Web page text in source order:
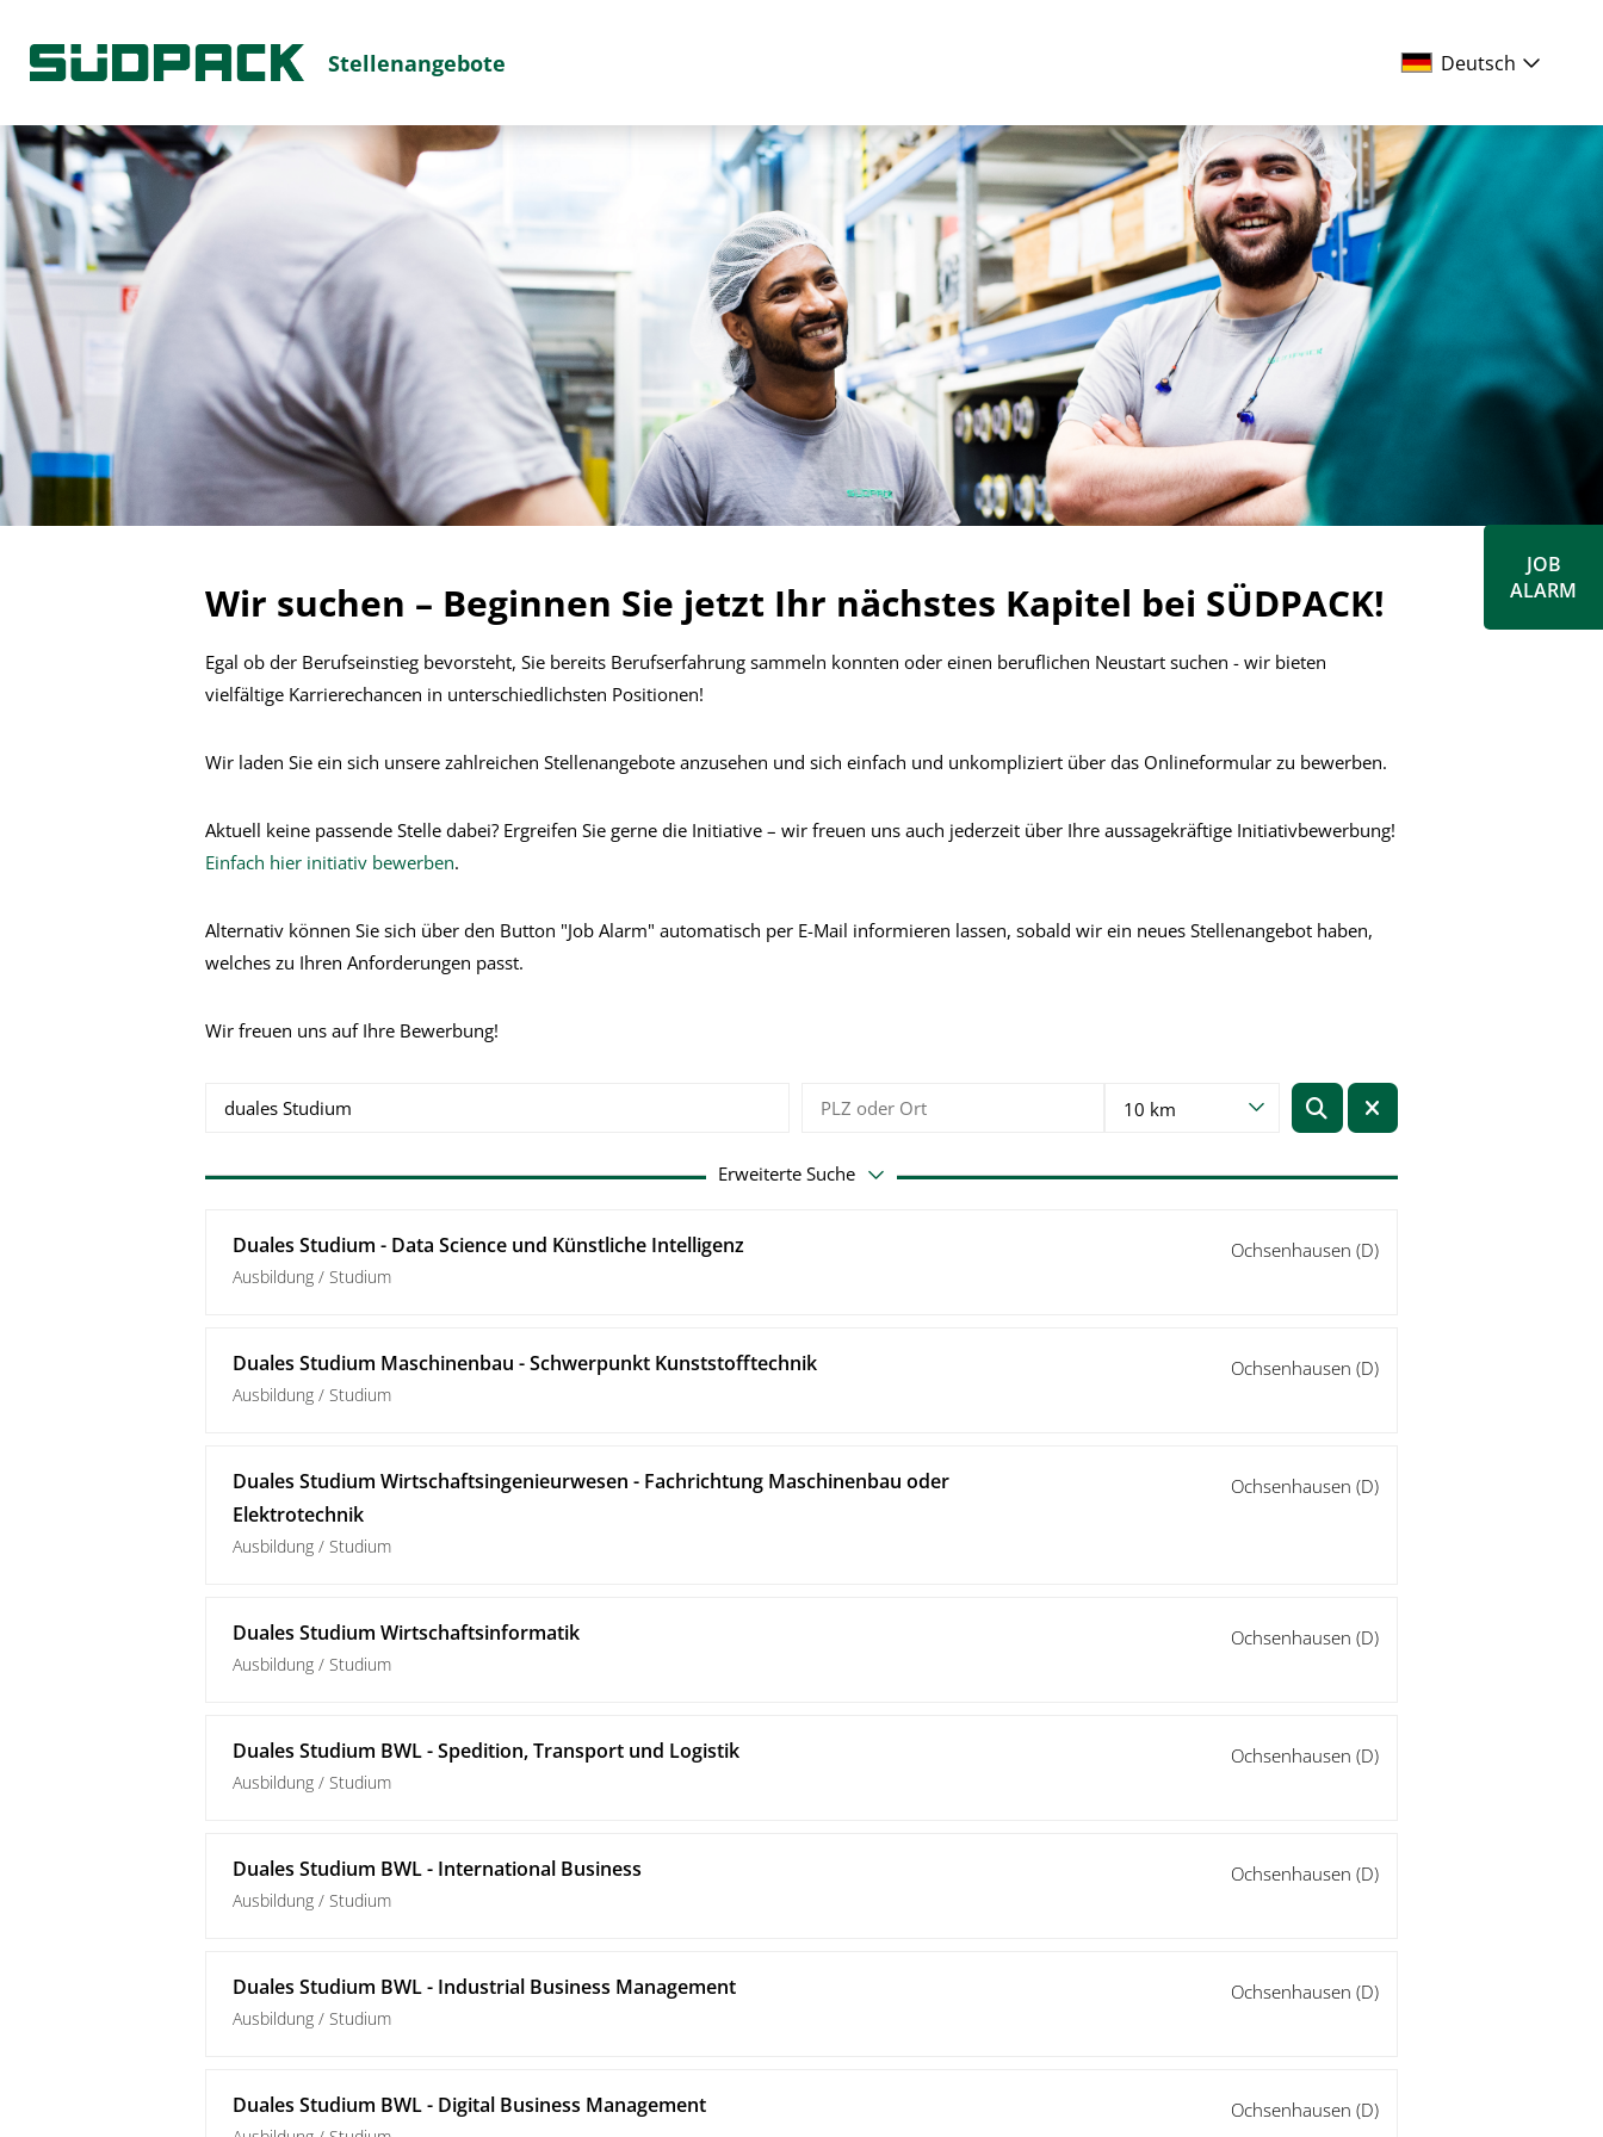
Deutsch
Stellenangebote
Wir suchen – Beginnen Sie jetzt Ihr nächstes Kapitel bei SÜDPACK!
Egal ob der Berufseinstieg bevorsteht, Sie bereits Berufserfahrung sammeln konnten oder einen beruflichen Neustart suchen - wir bieten
vielfältige Karrierechancen in unterschiedlichsten Positionen!
Wir laden Sie ein sich unsere zahlreichen Stellenangebote anzusehen und sich einfach und unkompliziert über das Onlineformular zu bewerben.
Aktuell keine passende Stelle dabei? Ergreifen Sie gerne die Initiative – wir freuen uns auch jederzeit über Ihre aussagekräftige Initiativbewerbung!
Einfach hier initiativ bewerben.
Alternativ können Sie sich über den Button "Job Alarm" automatisch per E-Mail informieren lassen, sobald wir ein neues Stellenangebot haben,
welches zu Ihren Anforderungen passt.
Wir freuen uns auf Ihre Bewerbung!
10 km
Erweiterte Suche
Duales Studium - Data Science und Künstliche Intelligenz
Ausbildung / Studium
Ochsenhausen (D)
Duales Studium Maschinenbau - Schwerpunkt Kunststofftechnik
Ausbildung / Studium
Ochsenhausen (D)
Duales Studium Wirtschaftsingenieurwesen - Fachrichtung Maschinenbau oder
Elektrotechnik
Ausbildung / Studium
Ochsenhausen (D)
Duales Studium Wirtschaftsinformatik
Ausbildung / Studium
Ochsenhausen (D)
Duales Studium BWL - Spedition, Transport und Logistik
Ausbildung / Studium
Ochsenhausen (D)
Duales Studium BWL - International Business
Ausbildung / Studium
Ochsenhausen (D)
Duales Studium BWL - Industrial Business Management
Ausbildung / Studium
Ochsenhausen (D)
Duales Studium BWL - Digital Business Management Ochsenhausen (D)
JOB
ALARM